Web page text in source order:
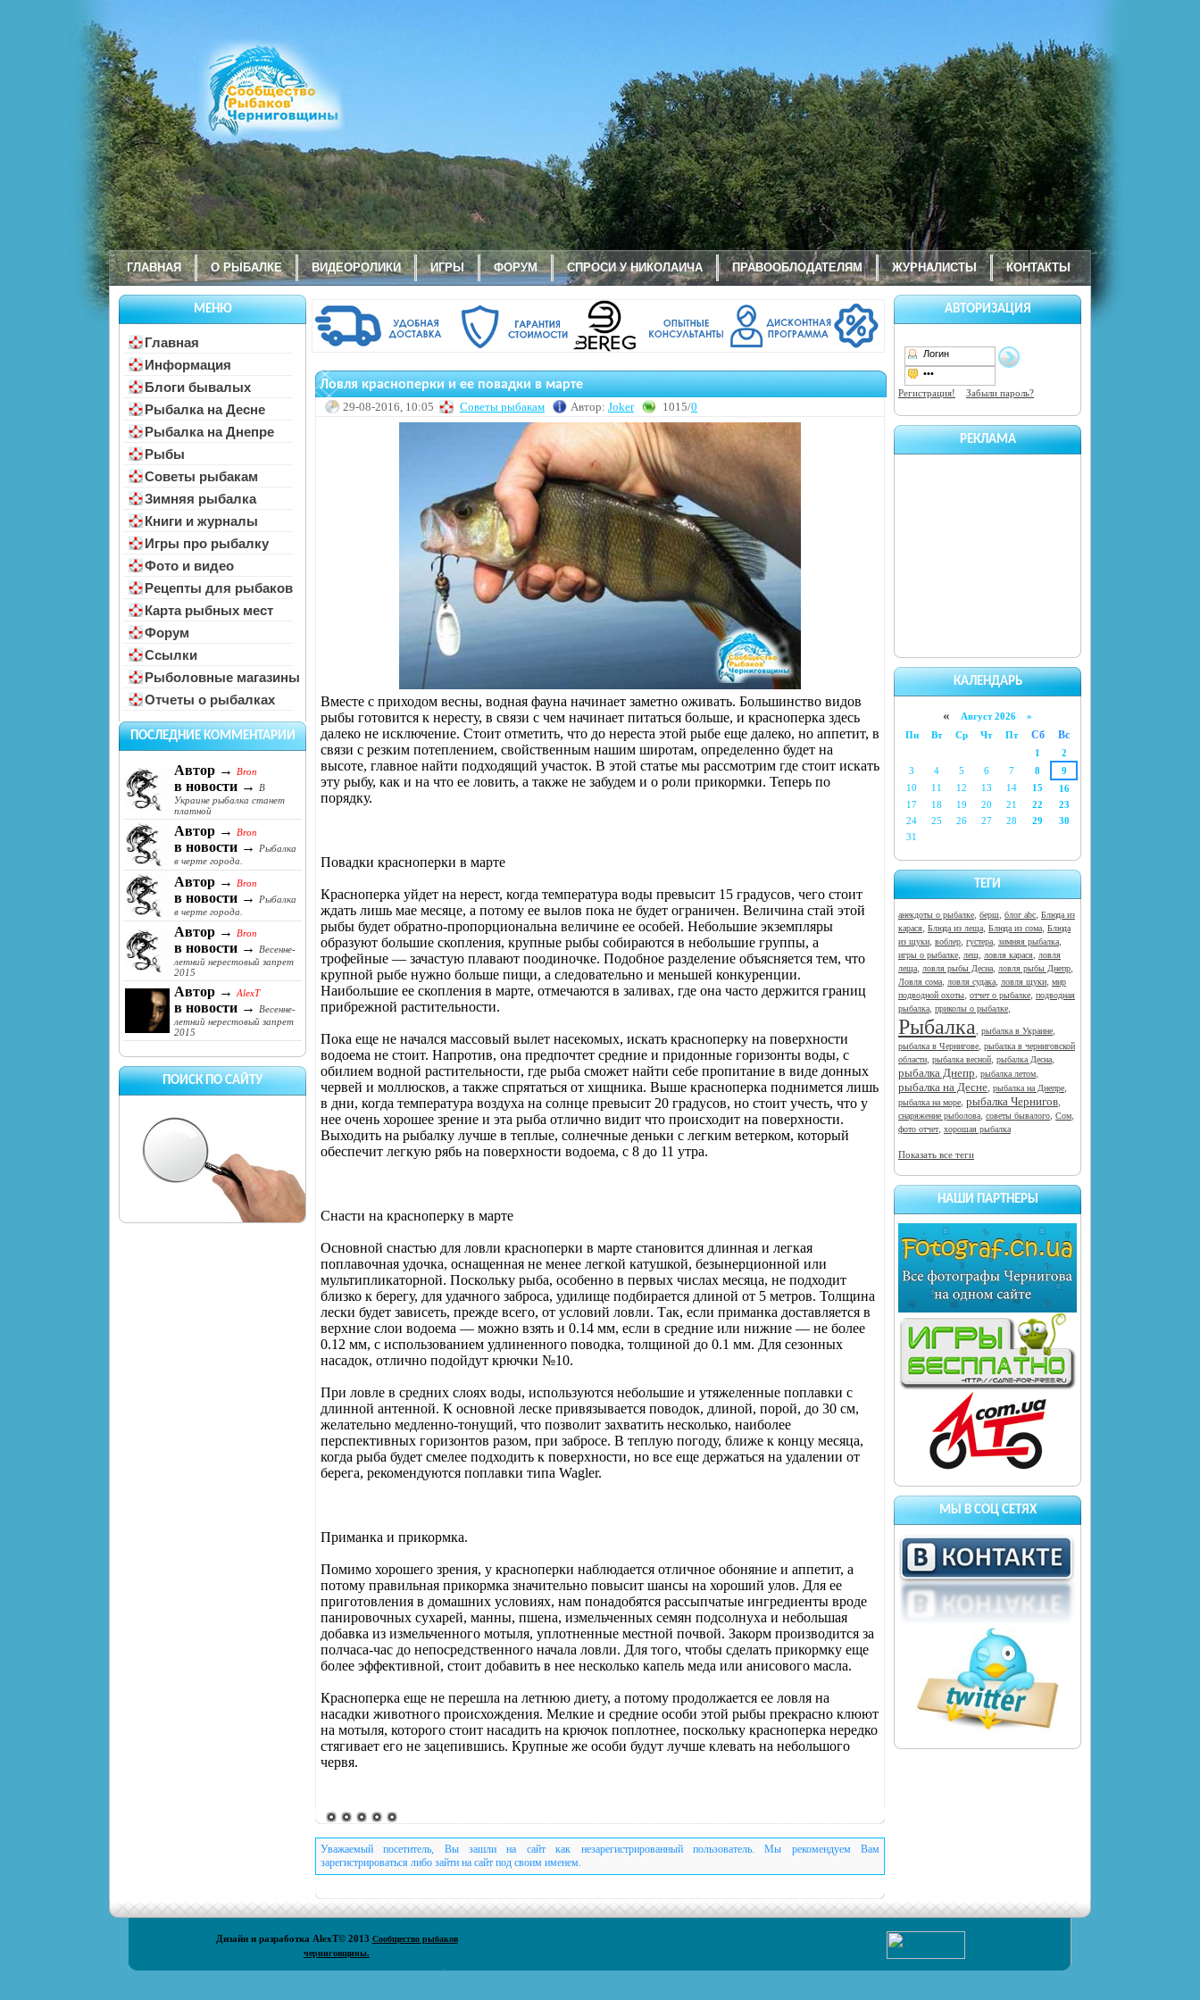
ГЛАВНАЯ О РЫБАЛКЕ ВИДЕОРОЛИКИ ИГРЫ ФОРУМ СПРОСИ У НИКОЛАИЧА ПРАВООБЛОДАТЕЛЯМ ЖУРНАЛИСТЫ КОНТАКТЫ
МЕНЮ
Главная
Информация
Блоги бывалых
Рыбалка на Десне
Рыбалка на Днепре
Рыбы
Советы рыбакам
Зимняя рыбалка
Книги и журналы
Игры про рыбалку
Фото и видео
Рецепты для рыбаков
Карта рыбных мест
Форум
Ссылки
Рыболовные магазины
Отчеты о рыбалках
ПОСЛЕДНИЕ КОММЕНТАРИИ
Автор → Bron
в новости →
В
Украине рыбалка станет
платной
Автор → Bron
в новости →
Рыбалка
в черте города.
Автор → Bron
в новости →
Рыбалка
в черте города.
Автор → Bron
в новости →
Весенне-
летний нерестовый запрет
2015
Автор → AlexT
в новости →
Весенне-
летний нерестовый запрет
2015
ПОИСК ПО САЙТУ
АВТОРИЗАЦИЯ
Регистрация! Забыли пароль?
РЕКЛАМА
КАЛЕНДАРЬ
« Август 2026 »
Пн
Вт Ср Чт Пт Сб Вс
1
2
3
4 5 6 7 8
9
10
11 12 13 14 15
16
17
18 19 20 21 22
23
24
25 26 27 28 29
30
31
ТЕГИ
анекдоты о рыбалке, берш, блог abc, Блюда из
карася, Блюда из леща, Блюда из сома, Блюда
из щуки, воблер, густера, зимняя рыбалка,
игры о рыбалке, лещ, ловля карася, ловля
леща, ловля рыбы Десна, ловля рыбы Днепр,
Ловля сома, ловля судака, ловля щуки, мир
подводной охоты, отчет о рыбалке, подводная
рыбалка, приколы о рыбалке,
Рыбалка, рыбалка в Украине,
рыбалка в Чернигове, рыбалка в черниговской
области, рыбалка весной, рыбалка Десна,
рыбалка Днепр, рыбалка летом,
рыбалка на Десне, рыбалка на Днепре,
рыбалка на море, рыбалка Чернигов,
снаряжение рыболова, советы бывалого, Сом,
фото отчет, хорошая рыбалка
Показать все теги
НАШИ ПАРТНЕРЫ
МЫ В СОЦ СЕТЯХ
Ловля красноперки и ее повадки в марте
29-08-2016, 10:05 Советы рыбакам Автор: Joker 1015/0
Вместе с приходом весны, водная фауна начинает заметно оживать. Большинство видов
рыбы готовится к нересту, в связи с чем начинает питаться больше, и красноперка здесь
далеко не исключение. Стоит отметить, что до нереста этой рыбе еще далеко, но аппетит, в
связи с резким потеплением, свойственным нашим широтам, определенно будет на
высоте, главное найти подходящий участок. В этой статье мы рассмотрим где стоит искать
эту рыбу, как и на что ее ловить, а также не забудем и о роли прикормки. Теперь по
порядку.
Повадки красноперки в марте
Красноперка уйдет на нерест, когда температура воды превысит 15 градусов, чего стоит
ждать лишь мае месяце, а потому ее вылов пока не будет ограничен. Величина стай этой
рыбы будет обратно-пропорциональна величине ее особей. Небольшие экземпляры
образуют большие скопления, крупные рыбы собираются в небольшие группы, а
трофейные — зачастую плавают поодиночке. Подобное разделение объясняется тем, что
крупной рыбе нужно больше пищи, а следовательно и меньшей конкуренции.
Наибольшие ее скопления в марте, отмечаются в заливах, где она часто держится границ
прибрежной растительности.
Пока еще не начался массовый вылет насекомых, искать красноперку на поверхности
водоема не стоит. Напротив, она предпочтет средние и придонные горизонты воды, с
обилием водной растительности, где рыба сможет найти себе пропитание в виде донных
червей и моллюсков, а также спрятаться от хищника. Выше красноперка поднимется лишь
в дни, когда температура воздуха на солнце превысит 20 градусов, но стоит учесть, что у
нее очень хорошее зрение и эта рыба отлично видит что происходит на поверхности.
Выходить на рыбалку лучше в теплые, солнечные деньки с легким ветерком, который
обеспечит легкую рябь на поверхности водоема, с 8 до 11 утра.
Снасти на красноперку в марте
Основной снастью для ловли красноперки в марте становится длинная и легкая
поплавочная удочка, оснащенная не менее легкой катушкой, безынерционной или
мультипликаторной. Поскольку рыба, особенно в первых числах месяца, не подходит
близко к берегу, для удачного заброса, удилище подбирается длиной от 5 метров. Толщина
лески будет зависеть, прежде всего, от условий ловли. Так, если приманка доставляется в
верхние слои водоема — можно взять и 0.14 мм, если в средние или нижние — не более
0.12 мм, с использованием удлиненного поводка, толщиной до 0.1 мм. Для сезонных
насадок, отлично подойдут крючки №10.
При ловле в средних слоях воды, используются небольшие и утяжеленные поплавки с
длинной антенной. К основной леске привязывается поводок, длиной, порой, до 30 см,
желательно медленно-тонущий, что позволит захватить несколько, наиболее
перспективных горизонтов разом, при забросе. В теплую погоду, ближе к концу месяца,
когда рыба будет смелее подходить к поверхности, но все еще держаться на удалении от
берега, рекомендуются поплавки типа Wagler.
Приманка и прикормка.
Помимо хорошего зрения, у красноперки наблюдается отличное обоняние и аппетит, а
потому правильная прикормка значительно повысит шансы на хороший улов. Для ее
приготовления в домашних условиях, нам понадобятся рассыпчатые ингредиенты вроде
панировочных сухарей, манны, пшена, измельченных семян подсолнуха и небольшая
добавка из измельченного мотыля, уплотненные местной почвой. Закорм производится за
полчаса-час до непосредственного начала ловли. Для того, чтобы сделать прикормку еще
более эффективной, стоит добавить в нее несколько капель меда или анисового масла.
Красноперка еще не перешла на летнюю диету, а потому продолжается ее ловля на
насадки животного происхождения. Мелкие и средние особи этой рыбы прекрасно клюют
на мотыля, которого стоит насадить на крючок поплотнее, поскольку красноперка нередко
стягивает его не зацепившись. Крупные же особи будут лучше клевать на небольшого
червя.
Уважаемый посетитель, Вы зашли на сайт как незарегистрированный пользователь. Мы рекомендуем Вам
зарегистрироваться либо зайти на сайт под своим именем.
Дизайн и разработка AlexT© 2013 Сообщество рыбаков
черниговщины.